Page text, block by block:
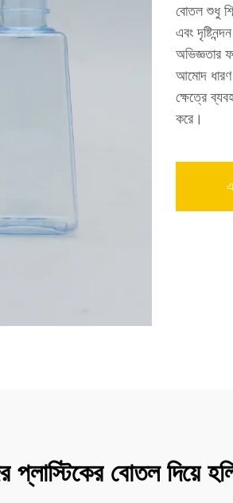
বোতল শুধু
এবং
অভিজ্ঞতার
আমোদ ধারণ
ক্ষেত্রে
করে।
প্লাস্টিকের বোতল দিয়ে